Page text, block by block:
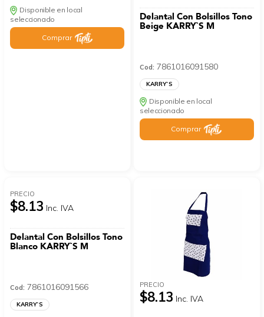
Disponible en local
seleccionado
Comprar
Delantal Con Bolsillos Tono
Beige KARRY`S M
Cod: 7861016091580
KARRY`S
Disponible en local
seleccionado
Comprar
PRECIO
$8.13 Inc. IVA
Delantal Con Bolsillos Tono
Blanco KARRY`S M
Cod: 7861016091566
KARRY`S
PRECIO
$8.13 Inc. IVA